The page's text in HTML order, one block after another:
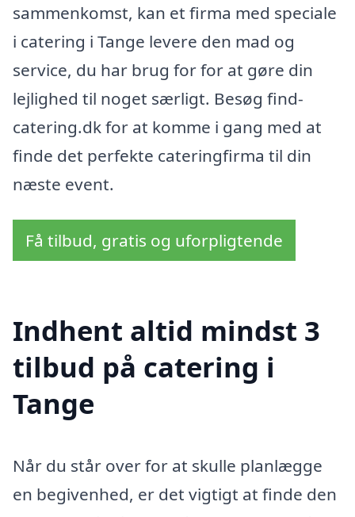
sammenkomst, kan et firma med speciale
i catering i Tange levere den mad og
service, du har brug for for at gøre din
lejlighed til noget særligt. Besøg find-
catering.dk for at komme i gang med at
finde det perfekte cateringfirma til din
næste event.
Få tilbud, gratis og uforpligtende
Indhent altid mindst 3
tilbud på catering i
Tange
Når du står over for at skulle planlægge
en begivenhed, er det vigtigt at finde den